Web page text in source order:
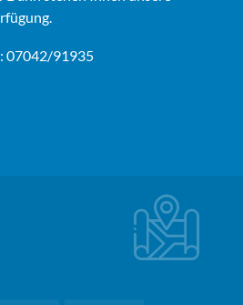
07042/91935